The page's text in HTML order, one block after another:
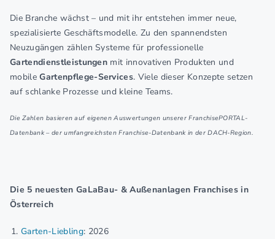
Die Branche wächst – und mit ihr entstehen immer neue,
spezialisierte Geschäftsmodelle. Zu den spannendsten
Neuzugängen zählen Systeme für professionelle
Gartendienstleistungen mit innovativen Produkten und
mobileGartenpflege-Services. Viele dieser Konzepte setzen
auf schlanke Prozesse und kleine Teams.
Die Zahlen basieren auf eigenen Auswertungen unserer FranchisePORTAL-
Datenbank – der umfangreichsten Franchise-Datenbank in der DACH-Region.
Die 5 neuesten GaLaBau- & Außenanlagen Franchises in
Österreich
Garten-Liebling: 2026